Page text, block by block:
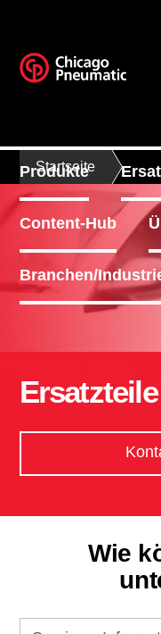
Produkte
Content-Hub
Branchen/
Startseite
Wie